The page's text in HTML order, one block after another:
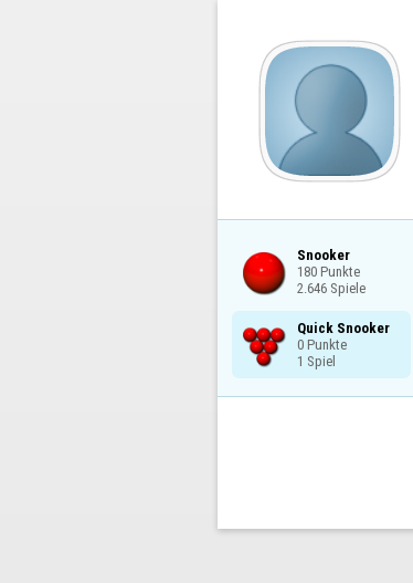
Snooker
180 Punkte
2.646 Spiele
Quick Snooker
0 Punkte
1 Spiel